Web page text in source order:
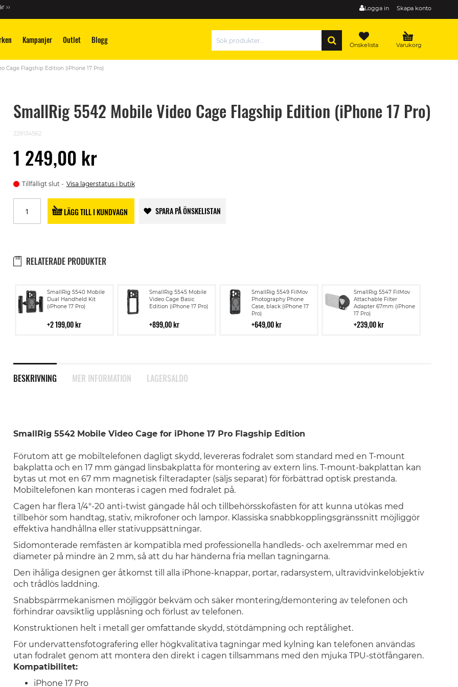
Logga in Skapa konto
››
Kampanjer Outlet Blogg Varukorg
Önskelista
Cage Flagship Edition (iPhone 17 Pro)
SmallRig 5542 Mobile Video Cage Flagship Edition (iPhone 17 Pro)
229134562
1 249,00 kr
Tillfälligt slut Visa lagerstatus i butik
LÄGG TILL I KUNDVAGN SPARA PÅ ÖNSKELISTAN
RELATERADE PRODUKTER
SmallRig 5540 Mobile
Dual Handheld Kit
(iPhone 17 Pro)
2 199,00 kr
Lägg
till
i
SmallRig 5545 Mobile
Video Cage Basic
Edition (iPhone 17 Pro)
899,00 kr
Lägg
till
i
SmallRig 5549 FilMov
Photography Phone
Case, black (iPhone 17
Pro)
649,00 kr
Lägg
till
i
kundvagn
SmallRig 5547 FilMov
Attachable Filter
Adapter 67mm (iPhone
17 Pro)
239,00 kr
Lägg
till
i
kundvagn
BESKRIVNING
SmallRig 5542 Mobile Video Cage for iPhone 17 Pro Flagship Edition
Förutom att ge mobiltelefonen dagligt skydd, levereras fodralet som standard med en T-mount
bakplatta och en 17 mm gängad linsbakplatta för montering av extern lins. T-mount-bakplattan kan
bytas ut mot en 67 mm magnetisk filteradapter (säljs separat) för förbättrad optisk prestanda.
Mobiltelefonen kan monteras i cagen med fodralet på.
Cagen har flera 1/4"-20 anti-twist gängade hål och tillbehörsskofästen för att kunna utökas med
tillbehör som handtag, stativ, mikrofoner och lampor. Klassiska snabbkopplingsgränssnitt möjliggör
effektiva handhållna eller stativuppsättningar.
Sidomonterade remfästen är kompatibla med professionella handleds- och axelremmar med en
diameter på mindre än 2 mm, så att du har händerna fria mellan tagningarna.
Den ihåliga designen ger åtkomst till alla iPhone-knappar, portar, radarsystem, ultravidvinkelobjektiv
och trådlös laddning.
Snabbspärrmekanismen möjliggör bekväm och säker montering/demontering av telefonen och
förhindrar oavsiktlig upplåsning och förlust av telefonen.
Konstruktionen helt i metall ger omfattande skydd, stötdämpning och reptålighet.
För undervattensfotografering eller högkvalitativa tagningar med kylning kan telefonen användas
utan fodralet genom att montera den direkt i cagen tillsammans med den mjuka TPU-stötfångaren.
Kompatibilitet:
iPhone 17 Pro
MER INFORMATION LAGERSALDO